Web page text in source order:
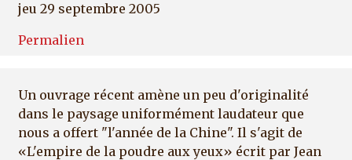
jeu 29 septembre 2005
Permalien
Un ouvrage récent amène un peu d'originalité
dans le paysage uniformément laudateur que
nous a offert "l'année de la Chine". Il s'agit de
«L'empire de la poudre aux yeux» écrit par Jean